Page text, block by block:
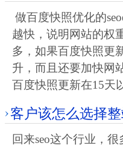
做百度快照优化的
越快，说明网站的权
多，如果百度快照更
升，而且还要加快网
百度快照更新在15天
客户该怎么选择整
回来seo这个行业，